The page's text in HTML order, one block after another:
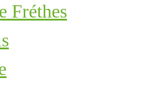
Fréthes